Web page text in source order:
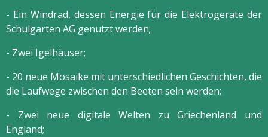
- Ein Windrad, dessen Energie für die Elektrogeräte der
Schulgarten AG genutzt werden;
- Zwei Igelhäuser;
- 20 neue Mosaike mit unterschiedlichen Geschichten, die
die Laufwege zwischen den Beeten sein werden;
- Zwei neue digitale Welten zu Griechenland und
England;